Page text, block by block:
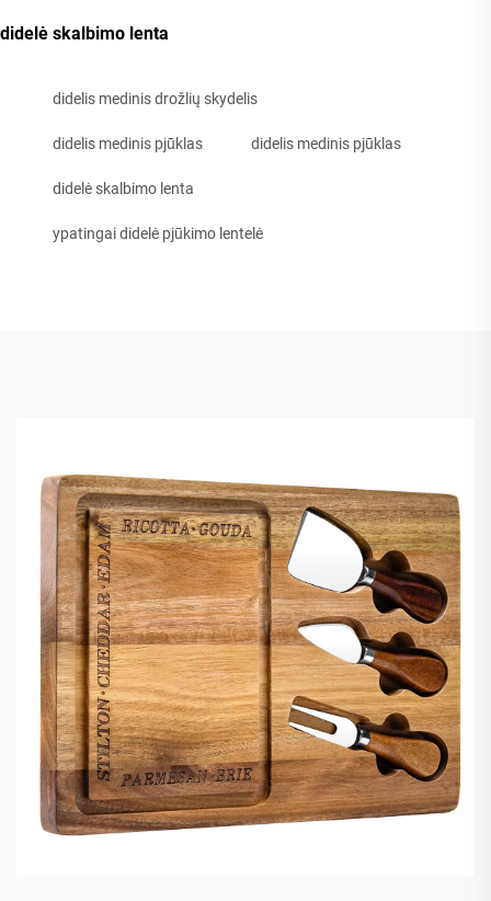
didelė skalbimo lenta
didelis medinis drožlių skydelis
didelis medinis pjūklas didelis medinis pjūklas
didelė skalbimo lenta
ypatingai didelė pjūkimo lentelė